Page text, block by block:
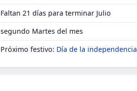
Faltan 21 días para terminar Julio
segundo Martes del mes
Próximo festivo: Día de la independencia